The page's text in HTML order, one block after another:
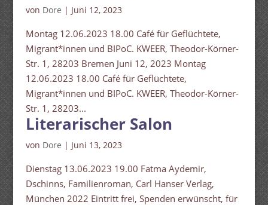
von Dore | Juni 12, 2023
Montag 12.06.2023 18.00 Café für Geflüchtete,
Migrant*innen und BIPoC. KWEER, Theodor-Körner-
Str. 1, 28203 Bremen Juni 12, 2023 Montag
12.06.2023 18.00 Café für Geflüchtete,
Migrant*innen und BIPoC. KWEER, Theodor-Körner-
Str. 1, 28203...
Literarischer Salon
von Dore | Juni 13, 2023
Dienstag 13.06.2023 19.00 Fatma Aydemir,
Dschinns, Familienroman, Carl Hanser Verlag,
München 2022 Eintritt frei, Spenden erwünscht, für